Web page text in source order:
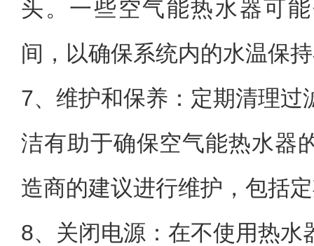
头。一些空气能热水器可
间，以确保系统内的水温保
7、维护和保养：定期清理过
洁有助于确保空气能热水器
造商的建议进行维护，包括
8、关闭电源：在不使用热水